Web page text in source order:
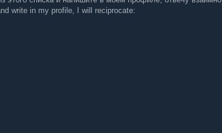
write in my profile, I will reciprocate: